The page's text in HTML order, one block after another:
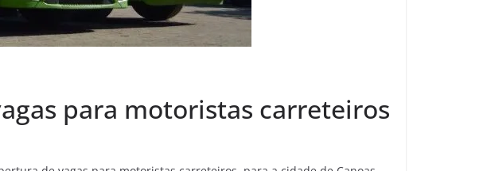
para motoristas carreteiros